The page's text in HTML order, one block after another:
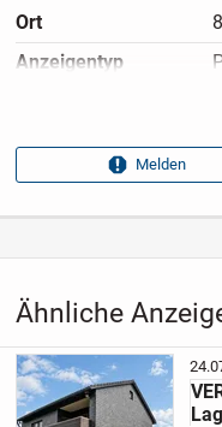
Ähnliche
Ort
Anzeigen­typ
Aufrufe dieser
Melden